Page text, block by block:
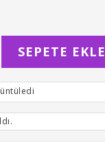
SEPETE EKLE